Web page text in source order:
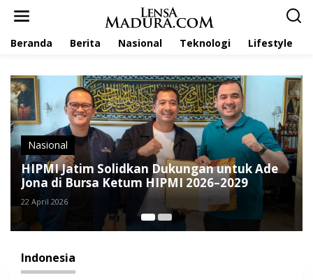
Beranda Berita Nasional Teknologi Lifestyle
Solidkan Dukungan untuk Ade
Ketum HIPMI 2026–2029
Opini
Indonesia